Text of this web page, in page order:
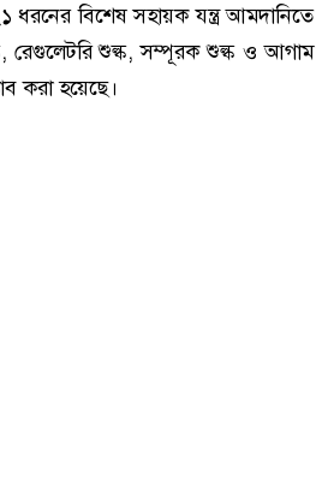
ধরনের বিশেষ সহায়ক যন্ত্র আমদানিতে
রেগুলেটরি শুল্ক, সম্পূরক শুল্ক ও আগাম
করা হয়েছে।